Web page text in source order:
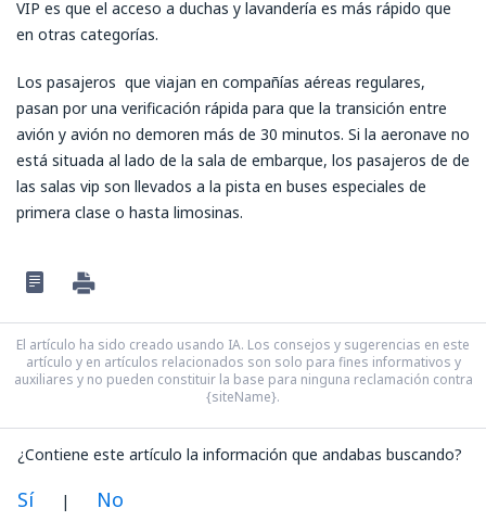
VIP es que el acceso a duchas y lavandería es más rápido que
en otras categorías.
Los pasajeros que viajan en compañías aéreas regulares,
pasan por una verificación rápida para que la transición entre
avión y avión no demoren más de 30 minutos. Si la aeronave no
está situada al lado de la sala de embarque, los pasajeros de de
las salas vip son llevados a la pista en buses especiales de
primera clase o hasta limosinas.
El artículo ha sido creado usando IA. Los consejos y sugerencias en este
artículo y en artículos relacionados son solo para fines informativos y
auxiliares y no pueden constituir la base para ninguna reclamación contra
{siteName}.
¿Contiene este artículo la información que andabas buscando?
Sí | No